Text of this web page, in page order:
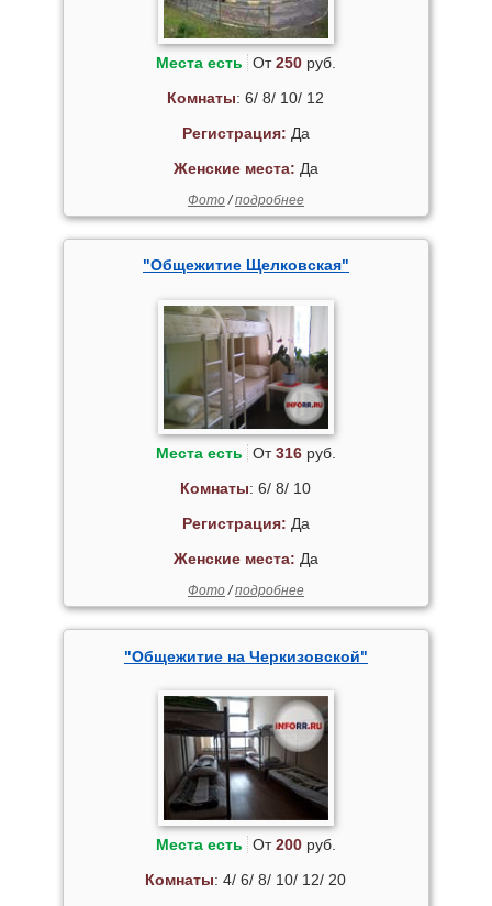
Места есть От250руб.
Комнаты: 6/ 8/ 10/ 12
Регистрация: Да
Женские места: Да
Фото/подробнее
"Общежитие Щелковская"
Места есть От316руб.
Комнаты: 6/ 8/ 10
Регистрация: Да
Женские места: Да
Фото/подробнее
"Общежитие на Черкизовской"
Места есть От200руб.
Комнаты: 4/ 6/ 8/ 10/ 12/ 20